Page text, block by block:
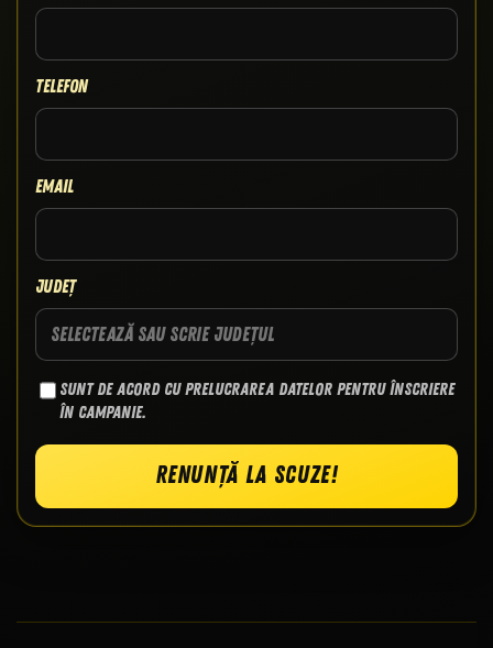
Telefon
Email
Județ
Sunt de acord cu prelucrarea datelor pentru înscriere
în campanie.
Renunță la scuze!